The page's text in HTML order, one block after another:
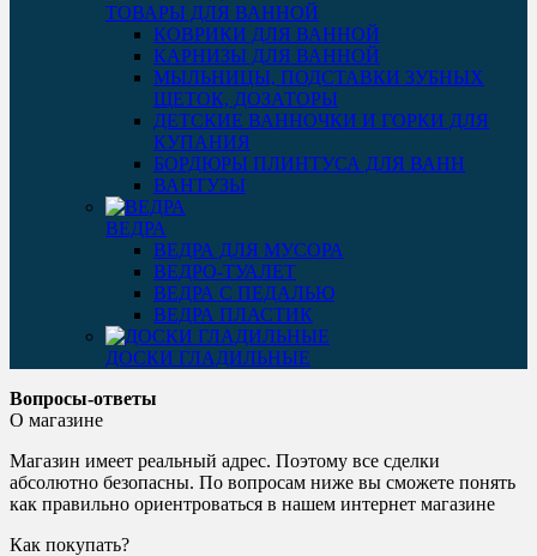
ТОВАРЫ ДЛЯ ВАННОЙ
КОВРИКИ ДЛЯ ВАННОЙ
КАРНИЗЫ ДЛЯ ВАННОЙ
МЫЛЬНИЦЫ, ПОДСТАВКИ ЗУБНЫХ
ЩЕТОК, ДОЗАТОРЫ
ДЕТСКИЕ ВАННОЧКИ И ГОРКИ ДЛЯ
КУПАНИЯ
БОРДЮРЫ ПЛИНТУСА ДЛЯ ВАНН
ВАНТУЗЫ
ВЕДРА
ВЕДРА ДЛЯ МУСОРА
ВЕДРО-ТУАЛЕТ
ВЕДРА С ПЕДАЛЬЮ
ВЕДРА ПЛАСТИК
ДОСКИ ГЛАДИЛЬНЫЕ
Вопросы-ответы
О магазине
Магазин имеет реальный адрес. Поэтому все сделки
абсолютно безопасны. По вопросам ниже вы сможете понять
как правильно ориентроваться в нашем интернет магазине
Как покупать?